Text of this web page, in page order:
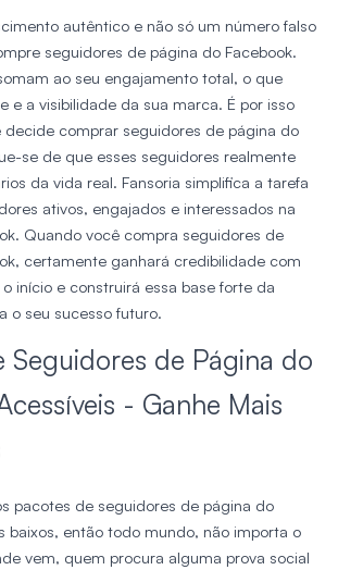
autêntico e não só um número falso
seguidores de página do Facebook.
ao seu engajamento total, o que
e a visibilidade da sua marca. É por isso
decide comprar seguidores de página do
se de que esses seguidores realmente
da vida real. Fansoria simplifica a tarefa
ativos, engajados e interessados na
Quando você compra seguidores de
certamente ganhará credibilidade com
início e construirá essa base forte da
o seu sucesso futuro.
Seguidores de Página do
- Ganhe Mais
pacotes de seguidores de página do
baixos, então todo mundo, não importa o
vem, quem procura alguma prova social